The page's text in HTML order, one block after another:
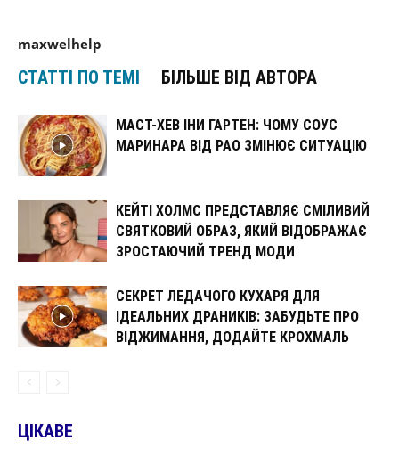
maxwelhelp
СТАТТІ ПО ТЕМІ БІЛЬШЕ ВІД АВТОРА
МАСТ-ХЕВ ІНИ ГАРТЕН: ЧОМУ СОУС
МАРИНАРА ВІД РАО ЗМІНЮЄ СИТУАЦІЮ
КЕЙТІ ХОЛМС ПРЕДСТАВЛЯЄ СМІЛИВИЙ
СВЯТКОВИЙ ОБРАЗ, ЯКИЙ ВІДОБРАЖАЄ
ЗРОСТАЮЧИЙ ТРЕНД МОДИ
СЕКРЕТ ЛЕДАЧОГО КУХАРЯ ДЛЯ
ІДЕАЛЬНИХ ДРАНИКІВ: ЗАБУДЬТЕ ПРО
ВІДЖИМАННЯ, ДОДАЙТЕ КРОХМАЛЬ
ЦІКАВЕ